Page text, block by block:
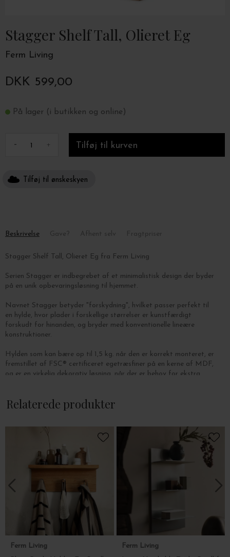
Stagger Shelf Tall, Olieret Eg
Ferm Living
DKK 599,00
På lager (i butikken og online)
- +
Tilføj til ønskeskyen
Beskrivelse
Stagger Shelf Tall, Olieret Eg fra Ferm Living
Serien Stagger er indbegrebet af et minimalistisk design der byder
på en unik opbevaringsløsning til hjemmet.
Navnet Stagger betyder "forskydning", hvilket passer perfekt til
en hylde, hvor plader i forskellige størrelser er kunstfærdigt
forskudt for hinanden, og bryder med konventionelle lineære
konstruktioner.
Hylden som kan bære op til 1,5 kg. når den er korrekt monteret, er
fremstillet af FSC® certificeret egetræsfiner på en kerne af MDF,
og er en virkelig dekorativ løsning, når der er behov for ekstra
Mål: B: 20 x D: 13 x H: 32 cm.
Relaterede produkter
Ferm Living
Ferm Living